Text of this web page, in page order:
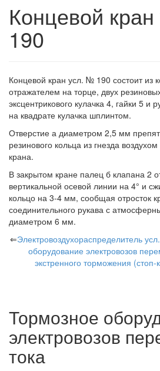
Концевой
190
Концевой кран усл. № 190 состоит из
отражателем на торце, двух
эксцентрикового кулачка 4, гайки 5 и
на квадрате кулачка шплинтом.
Отверстие а диаметром 2,5 мм
резинового кольца из гнезда
крана.
В закрытом кране палец б клапана 2
вертикальной осевой линии на 4° и
кольцо на 3-4 мм, сообщая отросток
соединительного рукава с
диаметром 6 мм.
⇐Электровоздухораспределитель
оборудование электровозов
экстренного торможения
Тормозное
электровозов
тока